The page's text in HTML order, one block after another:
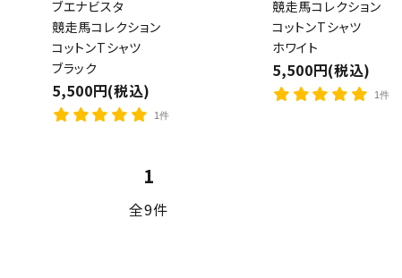
ブエナビスタ
競走馬コレクション
コットンTシャツ
ブラック
5,500円(税込)
1件
競走馬コレクション
コットンTシャツ
ホワイト
5,500円(税込)
1件
1
全9件
検索する